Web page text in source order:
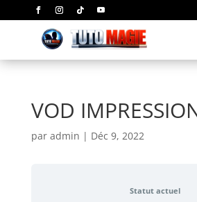
VOD
par admin | Déc 9, 2022
Statut actuel